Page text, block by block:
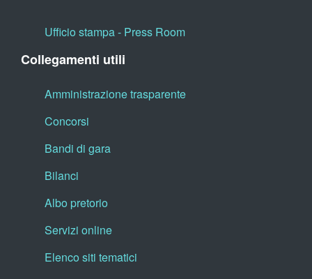
Ufficio stampa - Press Room
Collegamenti utili
Amministrazione trasparente
Concorsi
Bandi di gara
Bilanci
Albo pretorio
Servizi online
Elenco siti tematici